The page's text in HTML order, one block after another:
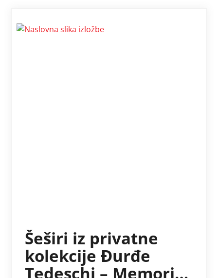
Šeširi iz privatne
kolekcije Đurđe
Tedeschi – Memories